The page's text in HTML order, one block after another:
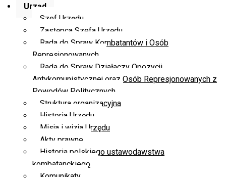
Urząd
Szef Urzędu
Zastępca Szefa Urzędu
Rada do Spraw Kombatantów i Osób
Represjonowanych
Rada do Spraw Działaczy Opozycji
Antykomunistycznej oraz Osób Represjonowanych z
Powodów Politycznych
Struktura organizacyjna
Historia Urzędu
Misja i wizja Urzędu
Akty prawne
Historia polskiego ustawodawstwa
kombatanckiego
Komunikaty